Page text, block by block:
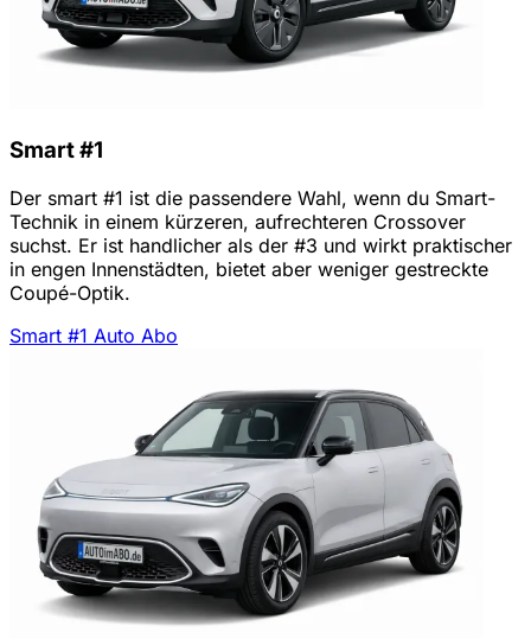
Smart #1
Der smart #1 ist die passendere Wahl, wenn du Smart-
Technik in einem kürzeren, aufrechteren Crossover
suchst. Er ist handlicher als der #3 und wirkt praktischer
in engen Innenstädten, bietet aber weniger gestreckte
Coupé-Optik.
Smart #1 Auto Abo